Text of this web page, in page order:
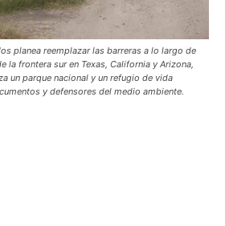
planea reemplazar las barreras a lo largo de
la frontera sur en Texas, California y Arizona,
un parque nacional y un refugio de vida
y defensores del medio ambiente.